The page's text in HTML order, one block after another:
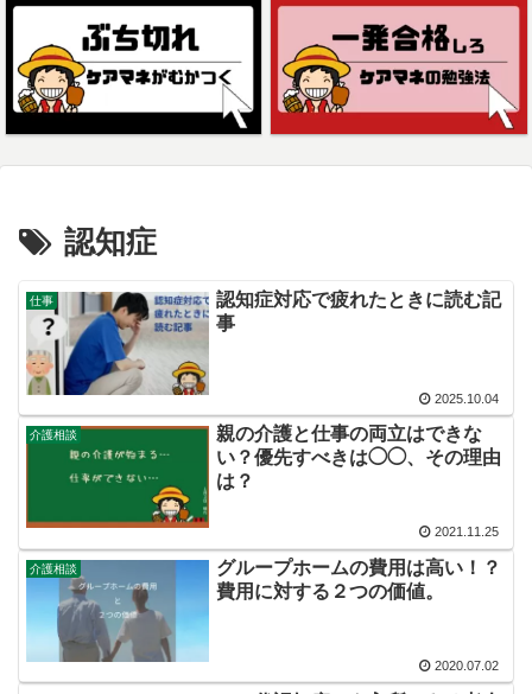
認知症
仕事
認知症対応で疲れたときに読む記
事
2025.10.04
介護相談
親の介護と仕事の両立はできな
い？優先すべきは◯◯、その理由
は？
2021.11.25
介護相談
グループホームの費用は高い！？
費用に対する２つの価値。
2020.07.02